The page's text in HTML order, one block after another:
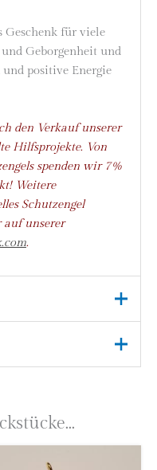
Geschenk für viele
Geborgenheit und
positive Energie
den Verkauf unserer
Hilfsprojekte. Von
spenden wir 7%
Weitere
Schutzengel
unserer
.
`22
44 cm,